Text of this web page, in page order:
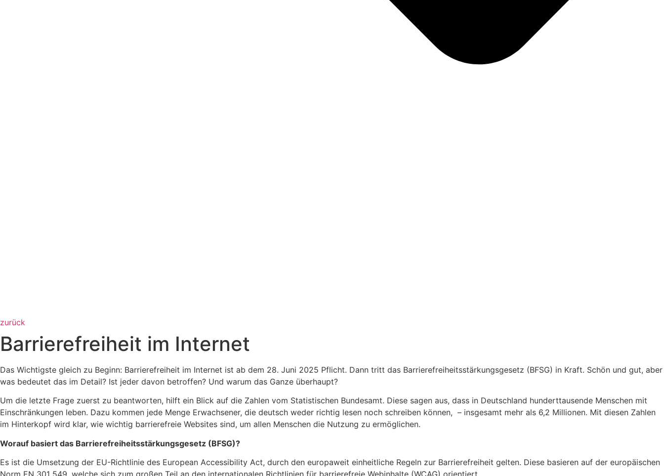
zurück
Barrierefreiheit im Internet
Das Wichtigste gleich zu Beginn: Barrierefreiheit im Internet ist ab dem 28. Juni 2025 Pflicht. Dann tritt das Barrierefreiheitsstärkungsgesetz (BFSG) in Kraft. Schön und gut, aber
was bedeutet das im Detail? Ist jeder davon betroffen? Und warum das Ganze überhaupt?
Um die letzte Frage zuerst zu beantworten, hilft ein Blick auf die Zahlen vom Statistischen Bundesamt. Diese sagen aus, dass in Deutschland hunderttausende Menschen mit
Einschränkungen leben. Dazu kommen jede Menge Erwachsener, die deutsch weder richtig lesen noch schreiben können, – insgesamt mehr als 6,2 Millionen. Mit diesen Zahlen
im Hinterkopf wird klar, wie wichtig barrierefreie Websites sind, um allen Menschen die Nutzung zu ermöglichen.
Worauf basiert das Barrierefreiheitsstärkungsgesetz (BFSG)?
Es ist die Umsetzung der EU-Richtlinie des European Accessibility Act, durch den europaweit einheitliche Regeln zur Barrierefreiheit gelten. Diese basieren auf der europäischen